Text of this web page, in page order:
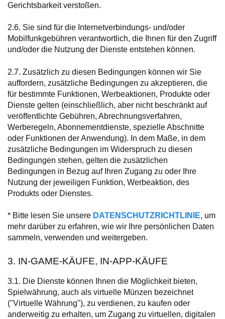
Gerichtsbarkeit verstoßen.
2.6. Sie sind für die Internetverbindungs- und/oder
Mobilfunkgebühren verantwortlich, die Ihnen für den Zugriff
und/oder die Nutzung der Dienste entstehen können.
2.7. Zusätzlich zu diesen Bedingungen können wir Sie
auffordern, zusätzliche Bedingungen zu akzeptieren, die
für bestimmte Funktionen, Werbeaktionen, Produkte oder
Dienste gelten (einschließlich, aber nicht beschränkt auf
veröffentlichte Gebühren, Abrechnungsverfahren,
Werberegeln, Abonnementdienste, spezielle Abschnitte
oder Funktionen der Anwendung). In dem Maße, in dem
zusätzliche Bedingungen im Widerspruch zu diesen
Bedingungen stehen, gelten die zusätzlichen
Bedingungen in Bezug auf Ihren Zugang zu oder Ihre
Nutzung der jeweiligen Funktion, Werbeaktion, des
Produkts oder Dienstes.
* Bitte lesen Sie unsere DATENSCHUTZRICHTLINIE, um
mehr darüber zu erfahren, wie wir Ihre persönlichen Daten
sammeln, verwenden und weitergeben.
3. IN-GAME-KÄUFE, IN-APP-KÄUFE
3.1. Die Dienste können Ihnen die Möglichkeit bieten,
Spielwährung, auch als virtuelle Münzen bezeichnet
("Virtuelle Währung"), zu verdienen, zu kaufen oder
anderweitig zu erhalten, um Zugang zu virtuellen, digitalen